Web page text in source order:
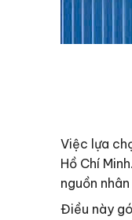
Việc lựa
Hồ Chí
nguồn
Điều này